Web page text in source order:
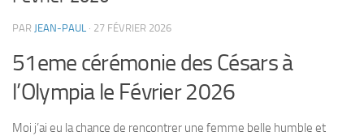
PAR JEAN-PAUL · 27 FÉVRIER 2026
51eme cérémonie des Césars à
l’Olympia le Février 2026
Moi j’ai eu la chance de rencontrer une femme belle humble et